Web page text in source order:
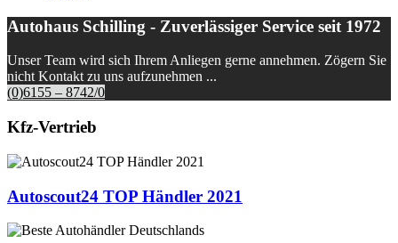
Autohaus Schilling - Zuverlässiger Service seit 1972
Unser Team wird sich Ihrem Anliegen gerne annehmen. Zögern Sie
nicht Kontakt zu uns aufzunehmen ...
(0)6155 – 8742/0
Kfz-Vertrieb
Autoscout24 TOP Händler 2021